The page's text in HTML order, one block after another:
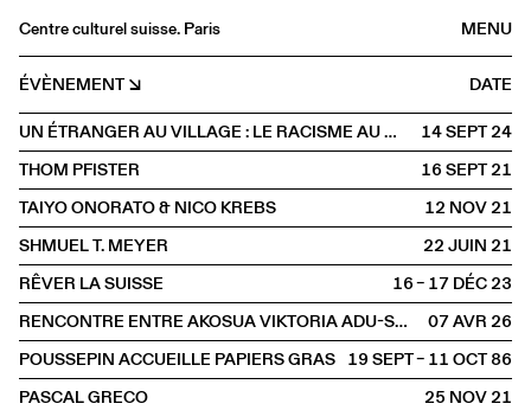
MENU
Centre culturel suisse. Paris
Agenda
Librairie
Buvette
Archives
Médiathèque
Éditions
Informations
FR/EN
PAROLE Rencontre
ÉVÈNEMENT
DATE
UN ÉTRANGER AU VILLAGE : LE RACISME AU MIROIR DE JAMES BALDWIN
14 SEPT2024
THOM PFISTER
16 SEPT2021
TAIYO ONORATO & NICO KREBS
12 NOV2021
SHMUEL T. MEYER
22 JUIN2021
RÊVER LA SUISSE
16 – 17 DÉC2023
RENCONTRE ENTRE AKOSUA VIKTORIA ADU-SANYAH ET JULIE JONES
07 AVR2026
POUSSEPIN ACCUEILLE PAPIERS GRAS 19 SEPT – 11 OCT1986
PASCAL GRECO
25 NOV2021